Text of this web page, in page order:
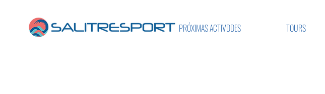
PRÓXIMAS ACTIVDDES TOURS